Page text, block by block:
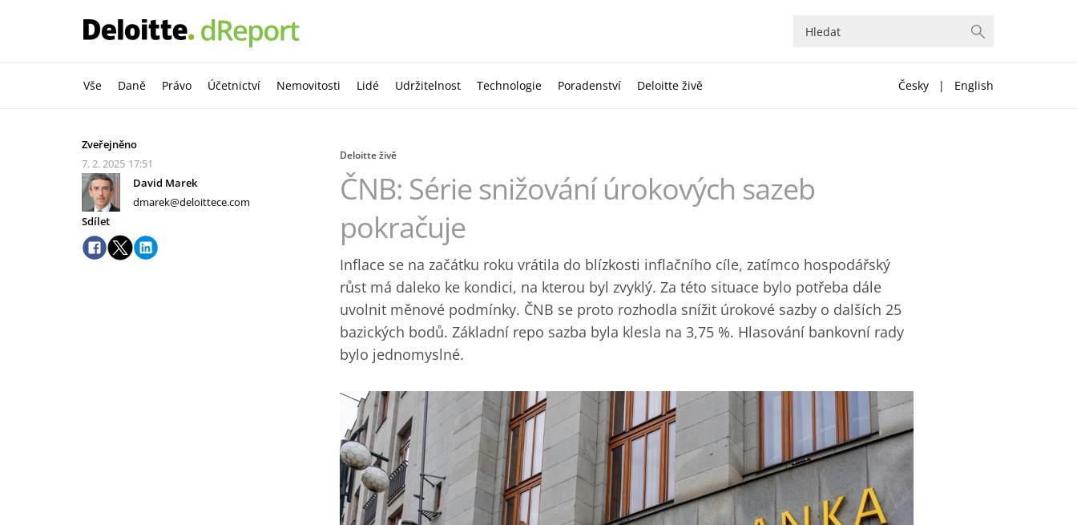
Vše Daně Právo Účetnictví Nemovitosti Lidé Udržitelnost Technologie Poradenství Deloitte živě Česky | English
Zveřejněno
7. 2. 2025 17:51
David Marek
dmarek@deloittece.com
Sdílet
Deloitte živě
ČNB: Série snižování úrokových sazeb
pokračuje
Inflace se na začátku roku vrátila do blízkosti inflačního cíle, zatímco hospodářský
růst má daleko ke kondici, na kterou byl zvyklý. Za této situace bylo potřeba dále
uvolnit měnové podmínky. ČNB se proto rozhodla snížit úrokové sazby o dalších 25
bazických bodů. Základní repo sazba byla klesla na 3,75 %. Hlasování bankovní rady
bylo jednomyslné.